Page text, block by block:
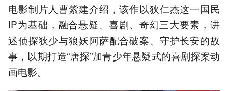
电影制片人曹紫建介绍，该作以狄仁杰这一国民
IP为基础，融合悬疑、喜剧、奇幻三大要素，讲
述侦探狄少与狼妖阿萨配合破案、守护长安的故
事，以期打造“唐探”加青少年悬疑式的喜剧探案动
画电影。